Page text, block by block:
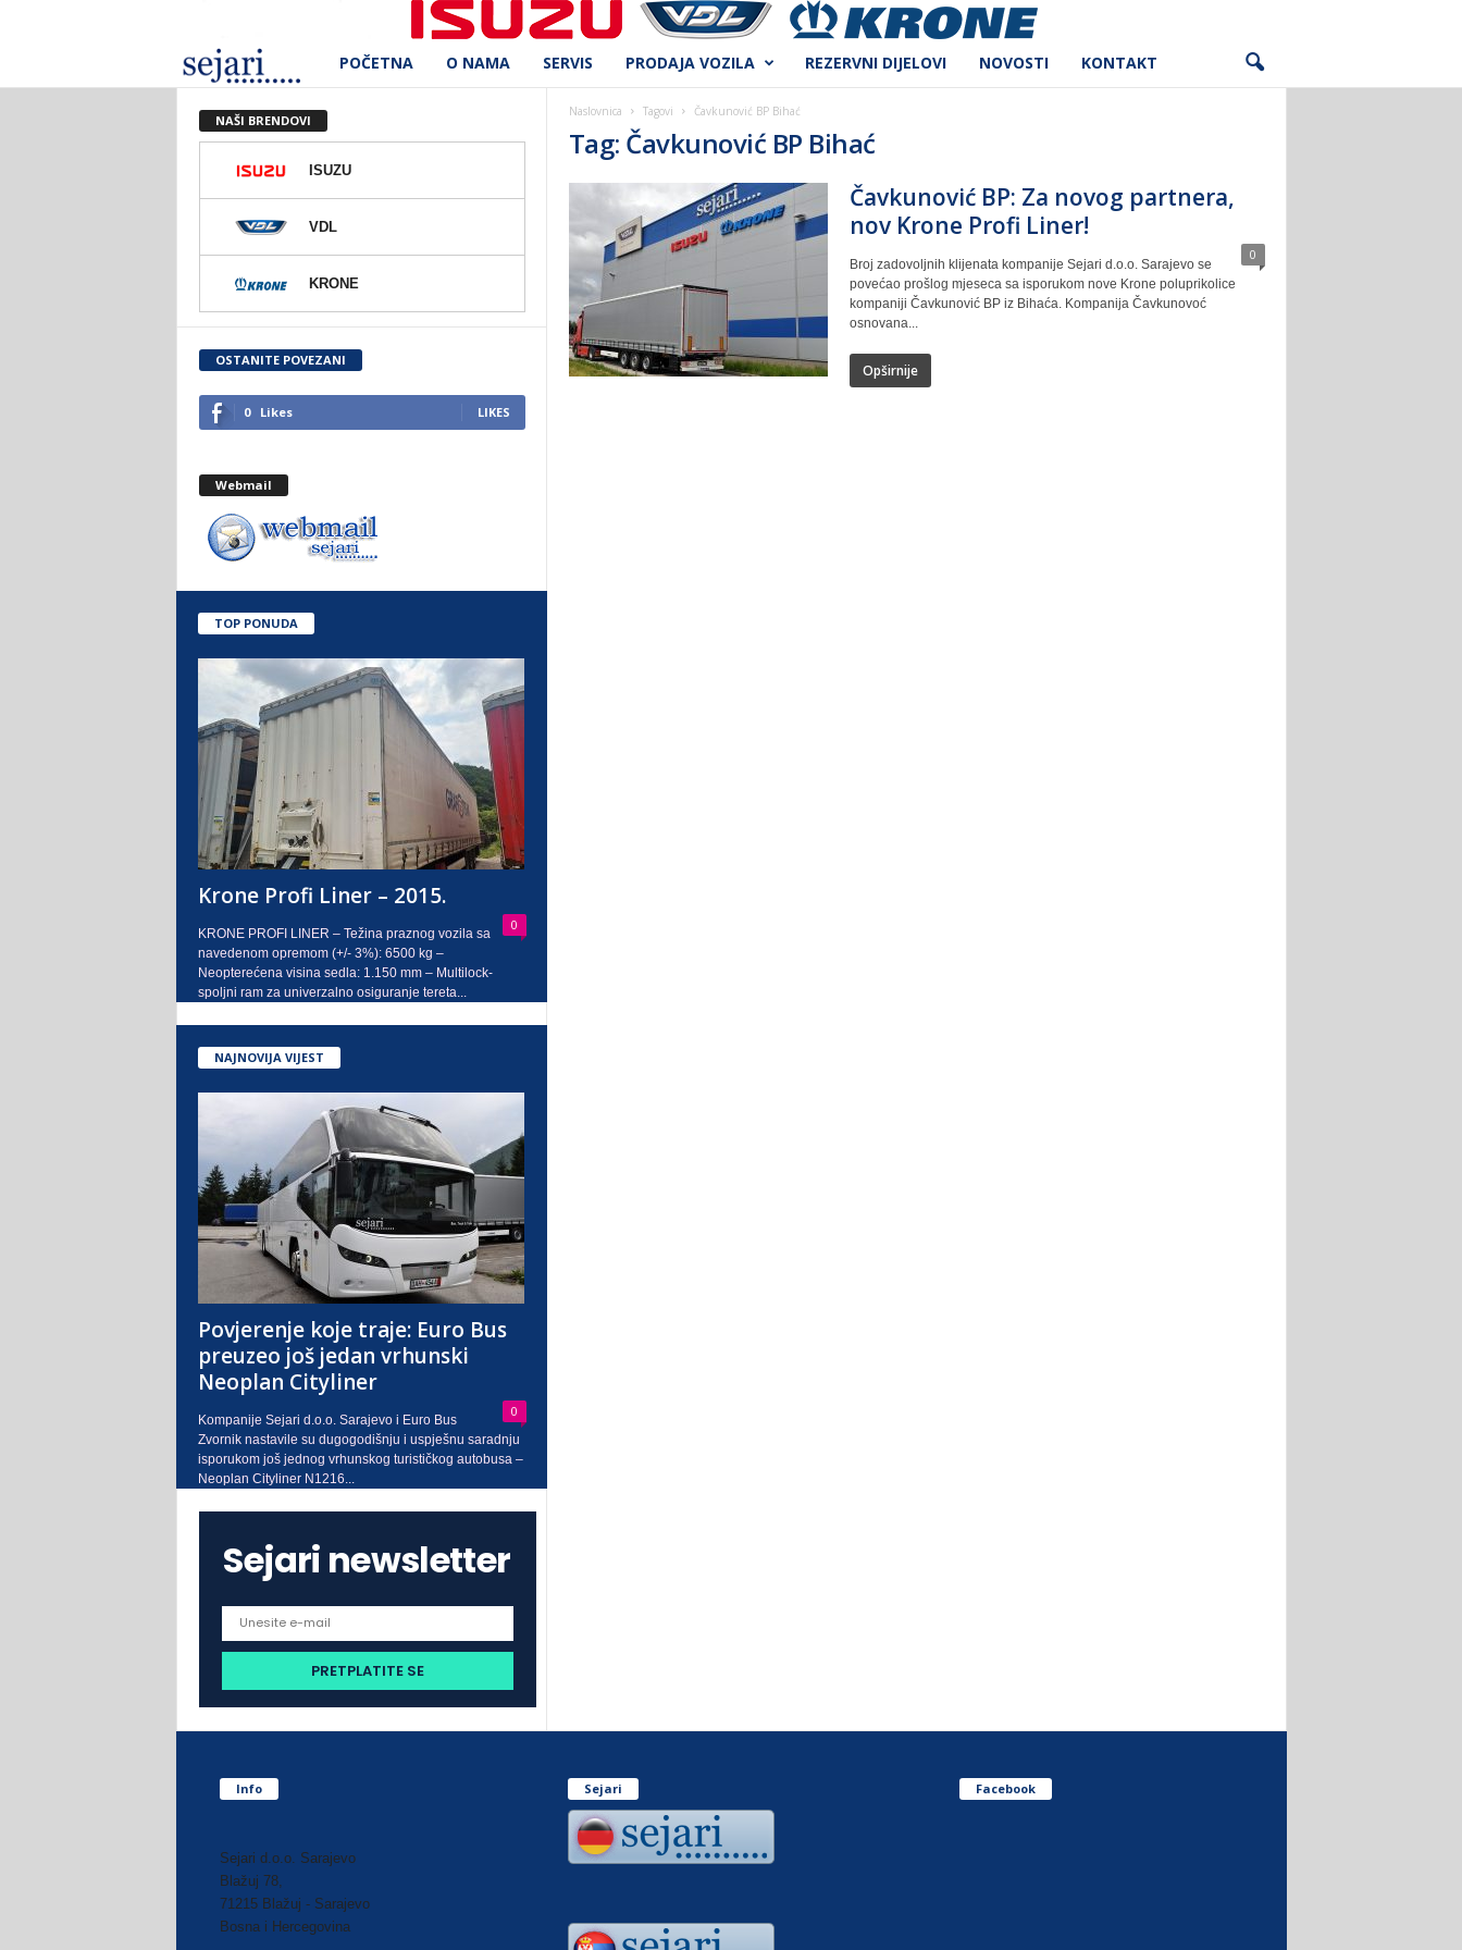
e
r
d
.
o
.
a
j
o
POČETNA O NAMA SERVIS PRODAJA VOZILA REZERVNI DIJELOVI NOVOSTI KONTAKT
Naslovnica Tagovi Čavkunović BP Bihać
Tag: Čavkunović BP Bihać
Čavkunović BP: Za novog partnera,
nov Krone Profi Liner!
0
Broj zadovoljnih klijenata kompanije Sejari d.o.o. Sarajevo se
povećao prošlog mjeseca sa isporukom nove Krone poluprikolice
kompaniji Čavkunović BP iz Bihaća. Kompanija Čavkunovoć
osnovana...
Opširnije
NAŠI BRENDOVI
ISUZU
VDL
KRONE
OSTANITE POVEZANI
0 Likes LIKES
Webmail
TOP PONUDA
Krone Profi Liner – 2015.
0
KRONE PROFI LINER – Težina praznog vozila sa
navedenom opremom (+/- 3%): 6500 kg –
Neopterećena visina sedla: 1.150 mm – Multilock-
spoljni ram za univerzalno osiguranje tereta...
NAJNOVIJA VIJEST
Povjerenje koje traje: Euro Bus
preuzeo još jedan vrhunski
Neoplan Cityliner
0
Kompanije Sejari d.o.o. Sarajevo i Euro Bus
Zvornik nastavile su dugogodišnju i uspješnu saradnju
isporukom još jednog vrhunskog turističkog autobusa –
Neoplan Cityliner N1216...
Sejari newsletter
Info
Sejari d.o.o. Sarajevo
Blažuj 78,
71215 Blažuj - Sarajevo
Bosna i Hercegovina
Sejari Facebook